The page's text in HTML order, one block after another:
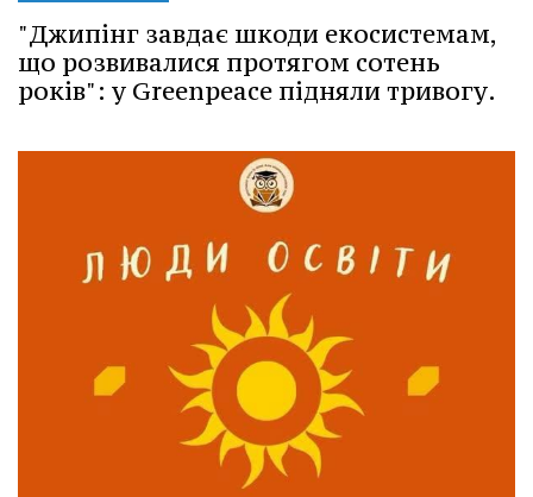
"Джипінг завдає шкоди екосистемам,
що розвивалися протягом сотень
років": у Greenpeace підняли тривогу.